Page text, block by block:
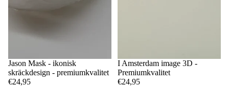
Jason Mask - ikonisk
skräckdesign - premiumkvalitet
€24,95
I Amsterdam image 3D -
Premiumkvalitet
€24,95